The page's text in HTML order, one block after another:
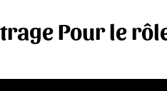
Pour le